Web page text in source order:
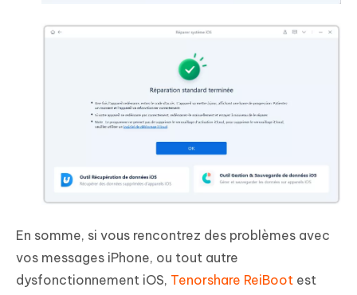
En somme, si vous rencontrez des problèmes avec
vos messages iPhone, ou tout autre
dysfonctionnement iOS, Tenorshare ReiBoot est